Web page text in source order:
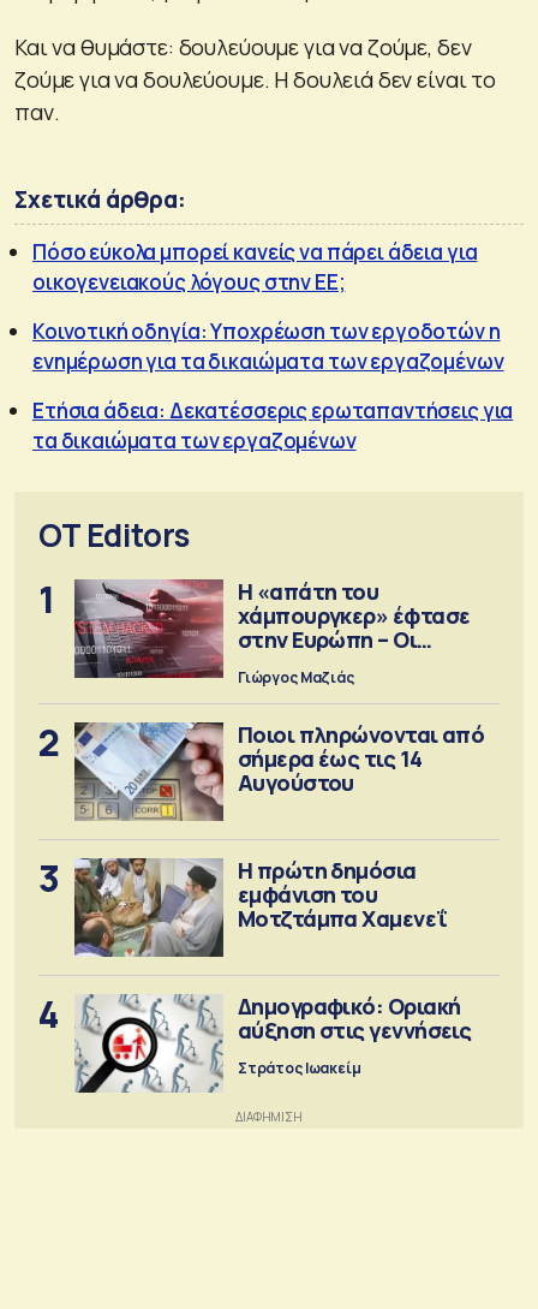
Και να θυμάστε: δουλεύουμε για να ζούμε, δεν
ζούμε για να δουλεύουμε. Η δουλειά δεν είναι το
παν.
Σχετικά άρθρα:
Πόσο εύκολα μπορεί κανείς να πάρει άδεια για
οικογενειακούς λόγους στην ΕΕ;
Κοινοτική οδηγία: Υποχρέωση των εργοδοτών η
ενημέρωση για τα δικαιώματα των εργαζομένων
Ετήσια άδεια: Δεκατέσσερις ερωταπαντήσεις για
τα δικαιώματα των εργαζομένων
OT Editors
1
Η «απάτη του
χάμπουργκερ» έφτασε
στην Ευρώπη – Οι
προειδοποιήσεις
Γιώργος Μαζιάς
2
Ποιοι πληρώνονται από
σήμερα έως τις 14
Αυγούστου
3
Η πρώτη δημόσια
εμφάνιση του
Μοτζτάμπα Χαμενεΐ
4
Δημογραφικό: Οριακή
αύξηση στις γεννήσεις
Στράτος Ιωακείμ